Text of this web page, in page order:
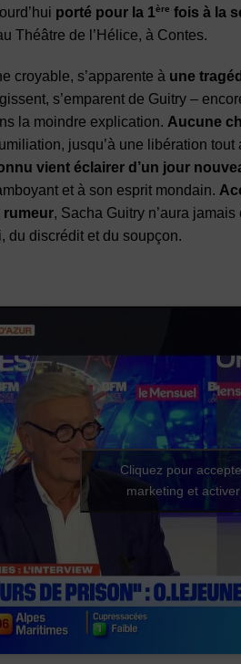
porté pour la 1ère fois à la
Théâtre de l’Hélice, à Contes.
croyable, s’apparente à une
s’emparent de Guitry –
la moindre explication. Aucune
jusqu’à une libération
vient éclairer d’un jour
et à son esprit mondain.
rumeur, Sacha Guitry n’aura
du discrédit et du soupçon.
Cliquez pour
marketing et